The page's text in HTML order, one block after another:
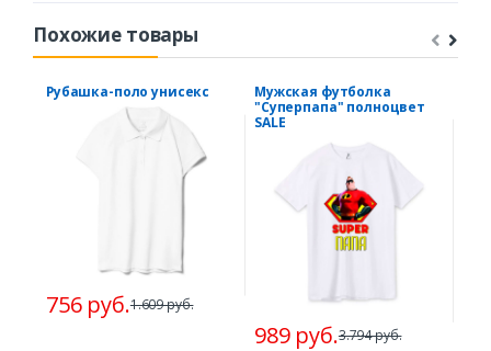
Похожие товары
Рубашка-поло унисекс
756 руб.1.609 руб.
Мужская футболка
"Суперпапа" полноцвет
SALE
989 руб.3.794 руб.